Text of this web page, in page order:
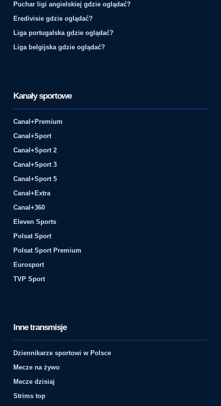
Puchar ligi angielskiej gdzie oglądać?
Eredivisie gdzie oglądać?
Liga portugalska gdzie oglądać?
Liga belgijska gdzie oglądać?
Kanały sportowe
Canal+Premium
Canal+Sport
Canal+Sport 2
Canal+Sport 3
Canal+Sport 5
Canal+Extra
Canal+360
Eleven Sports
Polsat Sport
Polsat Sport Premium
Eurosport
TVP Sport
Inne transmisje
Dziennikarze sportowi w Polsce
Mecze na żywo
Mecze dzisiaj
Strims top